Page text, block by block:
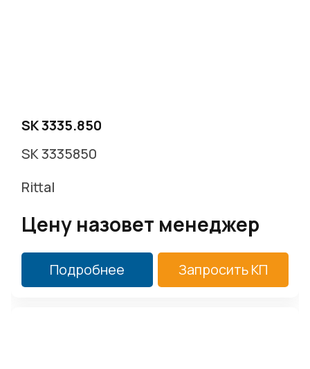
SK 3335.850
SK 3335850
Rittal
Цену назовет менеджер
Подробнее Запросить КП